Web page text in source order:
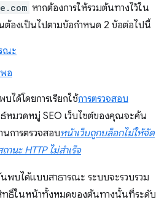
หากต้องการให้รวมต้นทางไว้ใน
องเป็นไปตามข้อกำหนด 2 ข้อต่อไปนี้
ณะ
อ
ด้โดยการเรียกใช้การตรวจสอบ
หมวดหมู่ SEO เว็บไซต์ของคุณจะค้น
การตรวจสอบหน้าเว็บถูกบล็อกไม่ให้จัด
านะ HTTP ไม่สำเร็จ
พบได้แบบสาธารณะ ระบบจะรวบรวม
ธิ์ในหน้าทั้งหมดของต้นทางนั้นที่ระดับ